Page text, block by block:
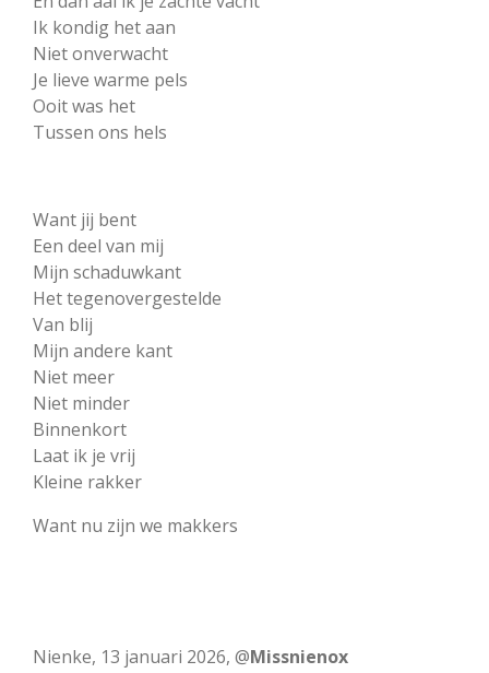
Ik kondig het aan
Niet onverwacht
Je lieve warme pels
Ooit was het
Tussen ons hels
Want jij bent
Een deel van mij
Mijn schaduwkant
Het tegenovergestelde
Van blij
Mijn andere kant
Niet meer
Niet minder
Binnenkort
Laat ik je vrij
Kleine rakker
Want nu zijn we makkers
Nienke, 13 januari 2026, @Missnienox